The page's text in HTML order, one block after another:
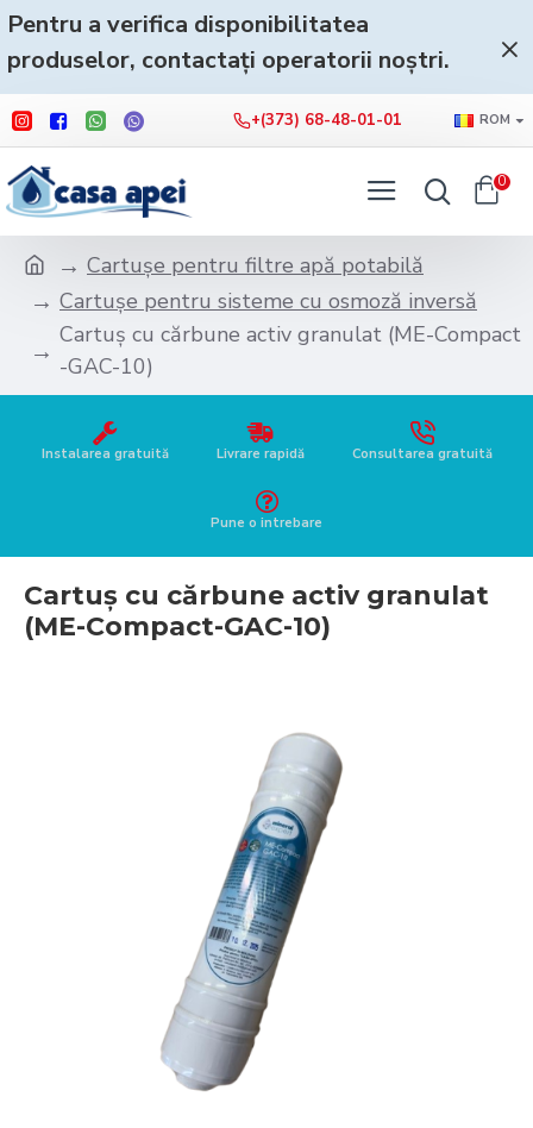
Pentru a verifica disponibilitatea
produselor, contactați operatorii noștri.
+(373) 68-48-01-01 ROM
0
Cartușe pentru filtre apă potabilă
Cartușe pentru sisteme cu osmoză inversă
Cartuș cu cărbune activ granulat (ME-Compact
-GAC-10)
Instalarea gratuită Livrare rapidă Consultarea gratuită
Pune o intrebare
Cartuș cu cărbune activ granulat
(ME-Compact-GAC-10)